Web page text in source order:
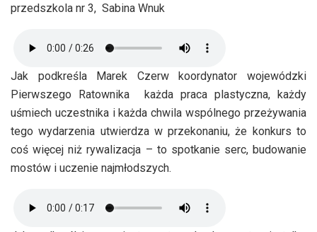
przedszkola nr 3, Sabina Wnuk
Jak podkreśla Marek Czerw koordynator wojewódzki
Pierwszego Ratownika każda praca plastyczna, każdy
uśmiech uczestnika i każda chwila wspólnego przeżywania
tego wydarzenia utwierdza w przekonaniu, że konkurs to
coś więcej niż rywalizacja – to spotkanie serc, budowanie
mostów i uczenie najmłodszych.